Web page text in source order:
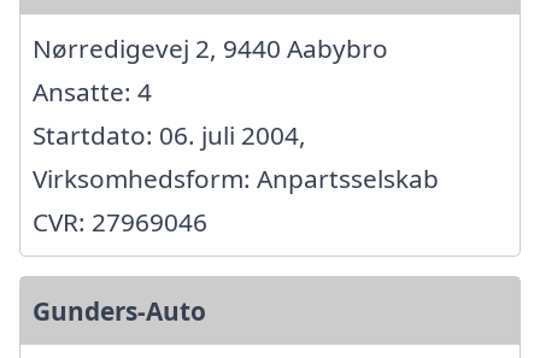
Nørredigevej 2, 9440 Aabybro
Ansatte: 4
Startdato: 06. juli 2004,
Virksomhedsform: Anpartsselskab
CVR: 27969046
Gunders-Auto